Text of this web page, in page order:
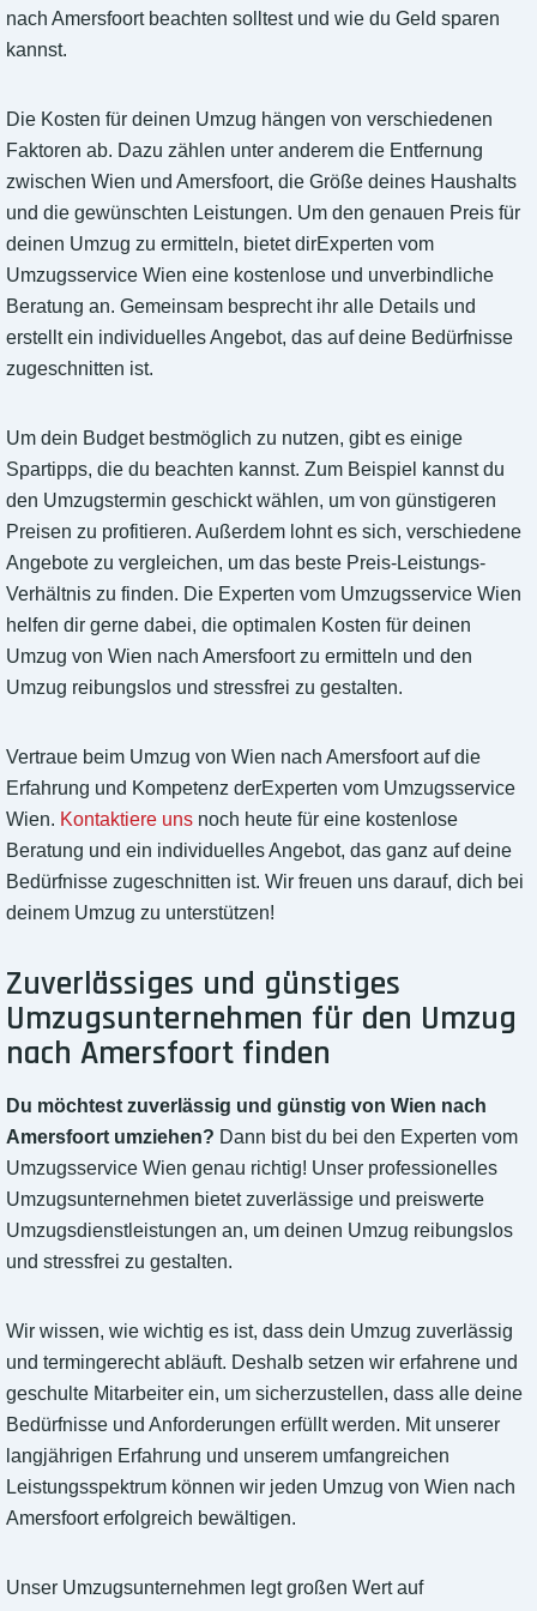
nach Amersfoort beachten solltest und wie du Geld sparen
kannst.
Die Kosten für deinen Umzug hängen von verschiedenen
Faktoren ab. Dazu zählen unter anderem die Entfernung
zwischen Wien und Amersfoort, die Größe deines Haushalts
und die gewünschten Leistungen. Um den genauen Preis für
deinen Umzug zu ermitteln, bietet dirExperten vom
Umzugsservice Wien eine kostenlose und unverbindliche
Beratung an. Gemeinsam besprecht ihr alle Details und
erstellt ein individuelles Angebot, das auf deine Bedürfnisse
zugeschnitten ist.
Um dein Budget bestmöglich zu nutzen, gibt es einige
Spartipps, die du beachten kannst. Zum Beispiel kannst du
den Umzugstermin geschickt wählen, um von günstigeren
Preisen zu profitieren. Außerdem lohnt es sich, verschiedene
Angebote zu vergleichen, um das beste Preis-Leistungs-
Verhältnis zu finden. Die Experten vom Umzugsservice Wien
helfen dir gerne dabei, die optimalen Kosten für deinen
Umzug von Wien nach Amersfoort zu ermitteln und den
Umzug reibungslos und stressfrei zu gestalten.
Vertraue beim Umzug von Wien nach Amersfoort auf die
Erfahrung und Kompetenz derExperten vom Umzugsservice
Wien. Kontaktiere uns noch heute für eine kostenlose
Beratung und ein individuelles Angebot, das ganz auf deine
Bedürfnisse zugeschnitten ist. Wir freuen uns darauf, dich bei
deinem Umzug zu unterstützen!
Zuverlässiges und günstiges
Umzugsunternehmen für den Umzug
nach Amersfoort finden
Du möchtest zuverlässig und günstig von Wien nach
Amersfoort umziehen? Dann bist du bei den Experten vom
Umzugsservice Wien genau richtig! Unser professionelles
Umzugsunternehmen bietet zuverlässige und preiswerte
Umzugsdienstleistungen an, um deinen Umzug reibungslos
und stressfrei zu gestalten.
Wir wissen, wie wichtig es ist, dass dein Umzug zuverlässig
und termingerecht abläuft. Deshalb setzen wir erfahrene und
geschulte Mitarbeiter ein, um sicherzustellen, dass alle deine
Bedürfnisse und Anforderungen erfüllt werden. Mit unserer
langjährigen Erfahrung und unserem umfangreichen
Leistungsspektrum können wir jeden Umzug von Wien nach
Amersfoort erfolgreich bewältigen.
Unser Umzugsunternehmen legt großen Wert auf